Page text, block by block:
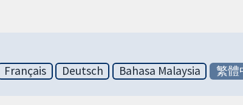
Français Deutsch Bahasa Malaysia 繁體